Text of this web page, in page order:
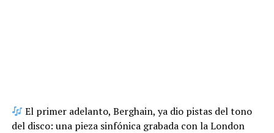
El primer adelanto, Berghain, ya dio pistas del tono
del disco: una pieza sinfónica grabada con la London